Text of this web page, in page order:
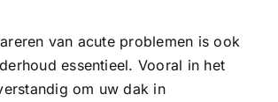
van acute problemen is ook
essentieel. Vooral in het
om uw dak in